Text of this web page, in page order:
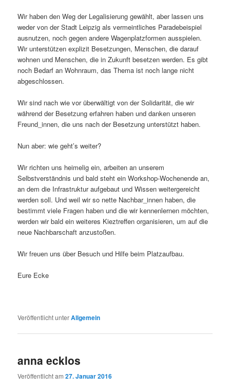
Wir haben den Weg der Legalisierung gewählt, aber lassen uns
weder von der Stadt Leipzig als vermeintliches Paradebeispiel
ausnutzen, noch gegen andere Wagenplatzformen ausspielen.
Wir unterstützen explizit Besetzungen, Menschen, die darauf
wohnen und Menschen, die in Zukunft besetzen werden. Es gibt
noch Bedarf an Wohnraum, das Thema ist noch lange nicht
abgeschlossen.
Wir sind nach wie vor überwältigt von der Solidarität, die wir
während der Besetzung erfahren haben und danken unseren
Freund_innen, die uns nach der Besetzung unterstützt haben.
Nun aber: wie geht’s weiter?
Wir richten uns heimelig ein, arbeiten an unserem
Selbstverständnis und bald steht ein Workshop-Wochenende an,
an dem die Infrastruktur aufgebaut und Wissen weitergereicht
werden soll. Und weil wir so nette Nachbar_innen haben, die
bestimmt viele Fragen haben und die wir kennenlernen möchten,
werden wir bald ein weiteres Kieztreffen organisieren, um auf die
neue Nachbarschaft anzustoßen.
Wir freuen uns über Besuch und Hilfe beim Platzaufbau.
Eure Ecke
Veröffentlicht unterAllgemein
anna ecklos
Veröffentlicht am27. Januar 2016